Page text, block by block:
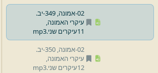
02- אמונה,
יב.
עיקרי האמונה,
11עיקרים שני.
mp3
02- אמונה,
יב.
עיקרי האמונה,
12עיקרים שני.
mp3